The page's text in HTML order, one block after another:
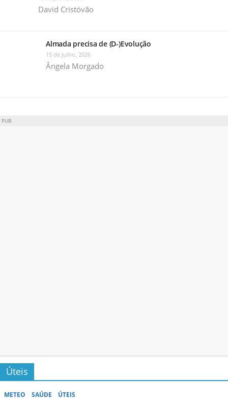
David Cristóvão
Almada precisa de (D-)Evolução
15 de Julho, 2026
Ângela Morgado
PUB
Úteis
METEO SAÚDE ÚTEIS